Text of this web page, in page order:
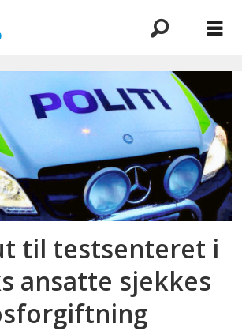
til testsenteret i
ansatte sjekkes